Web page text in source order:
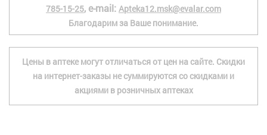
785-15-25, e-mail: Apteka12.msk@evalar.com
Благодарим за Ваше понимание.
Цены в аптеке могут отличаться от цен на сайте. Скидки
на интернет-заказы не суммируются со скидками и
акциями в розничных аптеках